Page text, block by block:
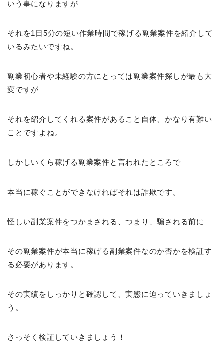
いう事になりますが
それを1日5分の短い作業時間で稼げる副業案件を紹介して
いるみたいですね。
副業初心者や未経験の方にとっては副業案件探しが最も大
変ですが
それを紹介してくれる案件があること自体、かなり有難い
ことですよね。
しかしいくら稼げる副業案件と言われたところで
本当に稼ぐことができなければそれは詐欺です。
怪しい副業案件をつかまされる、つまり、騙される前に
その副業案件が本当に稼げる副業案件なのか否かを検証す
る必要があります。
その実績をしっかりと確認して、実態に迫っていきましょ
う。
さっそく検証していきましょう！